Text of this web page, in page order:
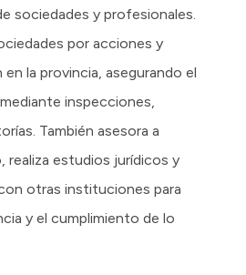
sociedades y profesionales.
por acciones y
la provincia, asegurando el
inspecciones,
También asesora a
realiza estudios jurídicos y
otras instituciones para
y el cumplimiento de lo